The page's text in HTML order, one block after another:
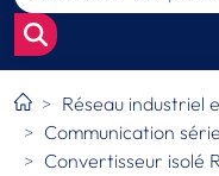
Réseau industriel
Communication série
Convertisseur isolé